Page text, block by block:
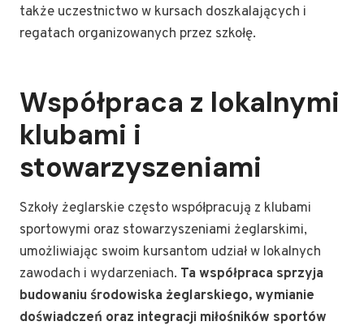
także uczestnictwo w kursach doszkalających i
regatach organizowanych przez szkołę.
Współpraca z lokalnymi
klubami i
stowarzyszeniami
Szkoły żeglarskie często współpracują z klubami
sportowymi oraz stowarzyszeniami żeglarskimi,
umożliwiając swoim kursantom udział w lokalnych
zawodach i wydarzeniach. Ta współpraca sprzyja
budowaniu środowiska żeglarskiego, wymianie
doświadczeń oraz integracji miłośników sportów